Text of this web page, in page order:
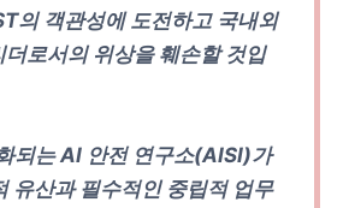
의 객관성에 도전하고 국내외
더로서의 위상을 훼손할 것입
되는 AI 안전 연구소(AISI)가
유산과 필수적인 중립적 업무